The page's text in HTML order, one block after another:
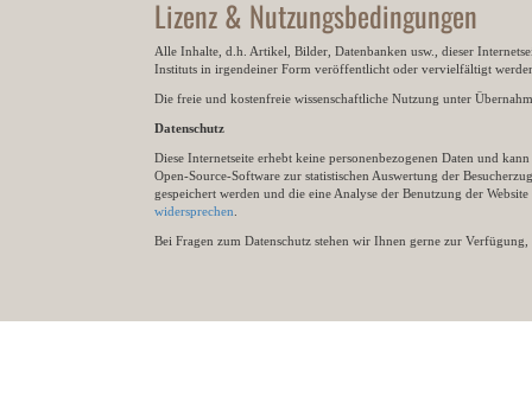
Lizenz & Nutzungsbedingungen
Alle Inhalte, d.h. Artikel, Bilder, Datenbanken usw., dieser
Instituts in irgendeiner Form veröffentlicht oder vervielfältigt
Die freie und kostenfreie wissenschaftliche Nutzung unter
Datenschutz
Diese Internetseite erhebt keine personenbezogenen Daten und
Open-Source-Software zur statistischen Auswertung der
gespeichert werden und die eine Analyse der Benutzung der
widersprechen
Bei Fragen zum Datenschutz stehen wir Ihnen gerne zur